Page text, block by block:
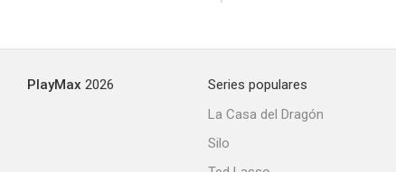
PlayMax 2026
Series populares
La Casa del Dragón
Silo